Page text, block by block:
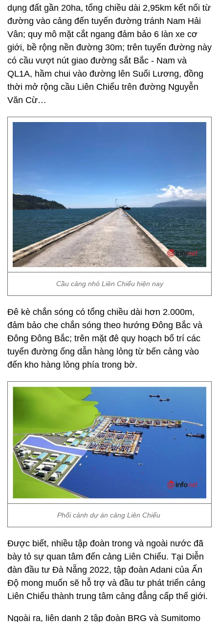
dụng đất gần 20ha, tổng chiều dài 2,95km kết nối từ
đường vào cảng đến tuyến đường tránh Nam Hải
Vân; quy mô mặt cắt ngang đảm bảo 6 làn xe cơ
giới, bề rộng nền đường 30m; trên tuyến đường này
có cầu vượt nút giao đường sắt Bắc - Nam và
QL1A, hầm chui vào đường lên Suối Lương, đồng
thời mở rộng cầu Liên Chiểu trên đường Nguyễn
Văn Cừ…
Cầu cảng nhỏ Liên Chiểu hiện nay
Đê kè chắn sóng có tổng chiều dài hơn 2.000m,
đảm bảo che chắn sóng theo hướng Đông Bắc và
Đông Đông Bắc; trên mặt đê quy hoạch bố trí các
tuyến đường ống dẫn hàng lỏng từ bến cảng vào
đến kho hàng lỏng phía trong bờ.
Phối cảnh dự án cảng Liên Chiểu
Được biết, nhiều tập đoàn trong và ngoài nước đã
bày tỏ sự quan tâm đến cảng Liên Chiểu. Tại Diễn
đàn đầu tư Đà Nẵng 2022, tập đoàn Adani của Ấn
Độ mong muốn sẽ hỗ trợ và đầu tư phát triển cảng
Liên Chiểu thành trung tâm cảng đẳng cấp thế giới.
Ngoài ra, liên danh 2 tập đoàn BRG và Sumitomo